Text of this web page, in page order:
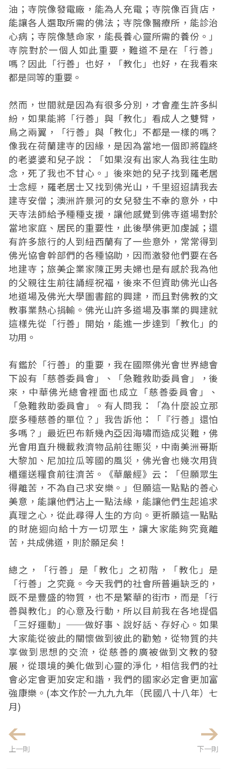
油；寺院像發電廠，能為人充電；寺院像百貨店，
能讓各人選取所需的佛法；寺院像醫療所，能診治
心病；寺院像慧命家，能長養心靈所需的養份。」
寺院對於一個人如此重要，難道不是在「行善」
嗎？因此「行善」也好，「教化」也好，在我看來
都是同等的重要。
然而，世間就是因為有很多分別，才會產生許多糾
紛，如果能將「行善」與「教化」看成人之雙臂，
鳥之兩翼，「行善」與「教化」不都是一樣的嗎？
像我在荷蘭建寺的因緣，是因為當地一個即將臨終
的老婆婆和兒子說：「如果沒有出家人為我往生助
念，死了我也不甘心。」後來她的兒子找到羅老居
士念經，羅老居士又找到佛光山，千里迢迢請我去
建寺安僧；澳洲許景河的女兒發生不幸的意外，中
天寺法師給予種種支援，讓他感覺到佛寺道場對於
當地家庭、居民的重要性，此後學佛更加虔誠；還
有許多旅行的人到紐西蘭有了一些意外，常常得到
佛光協會幹部們的各種協助，因而激發他們要在各
地建寺；旅美企業家陳正男夫婦也是有感於我為他
的父親往生前往誦經祝福，後來不但資助佛光山各
地道場及佛光大學圖書館的興建，而且對佛教的文
教事業熱心捐輸。佛光山許多道場及事業的興建就
這樣先從「行善」開始，能進一步達到「教化」的
功用。
有鑑於「行善」的重要，我在國際佛光會世界總會
下設有「慈善委員會」、「急難救助委員會」，後
來，中華佛光總會裡面也成立「慈善委員會」、
「急難救助委員會」。有人問我：「為什麼設立那
麼多種慈善的單位？」我告訴他：「『行善』還怕
多嗎？」最近巴布新幾內亞因海嘯而造成災難，佛
光會用直升機載救濟物品前往賑災，中南美洲哥斯
大黎加、尼加拉瓜等國的風災，佛光會也幾次用貨
櫃運送糧食前往濟苦。《華嚴經》云：「但願眾生
得離苦，不為自己求安樂。」但願這一點點的善心
美意，能讓他們沾上一點法緣，能讓他們生起追求
真理之心，從此尋得人生的方向。更祈願這一點點
的財施迴向給十方一切眾生，讓大家能夠究竟離
苦，共成佛道，則於願足矣！
總之，「行善」是「教化」之初階，「教化」是
「行善」之究竟。今天我們的社會所普遍缺乏的，
既不是豐盛的物質，也不是繁華的街市，而是「行
善與教化」的心意及行動，所以目前我在各地提倡
「三好運動」──做好事、說好話、存好心。如果
大家能從彼此的關懷做到彼此的勸勉，從物質的共
享做到思想的交流，從慈善的廣被做到文教的發
展，從環境的美化做到心靈的淨化，相信我們的社
會必定會更加安定和諧，我們的國家必定會更加富
強康樂。(本文作於一九九九年（民國八十八年）七
月)
上一則 下一則